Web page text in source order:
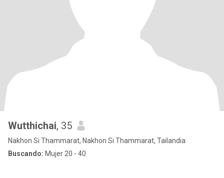
Wutthichai, 35
Nakhon Si Thammarat, Nakhon Si Thammarat, Tailandia
Buscando: Mujer 20 - 40